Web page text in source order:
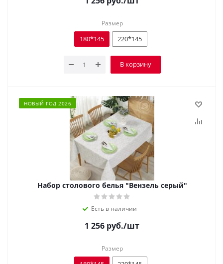
Размер
180*145 220*145
В корзину
НОВЫЙ ГОД 2026
Набор столового белья "Вензель серый"
Есть в наличии
1 256 руб./шт
Размер